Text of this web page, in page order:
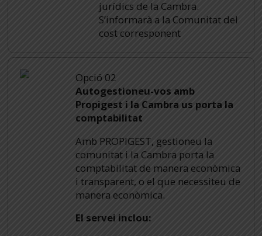
jurídics de la Cambra.
S’informarà a la Comunitat del
cost corresponent
Opció 02
Autogestioneu-vos amb
Propigest i la Cambra us porta la
comptabilitat
Amb PROPIGEST, gestioneu la
comunitat i la Cambra porta la
comptabilitat de manera econòmica
i transparent, o el que necessiteu de
manera econòmica.
El servei inclou: